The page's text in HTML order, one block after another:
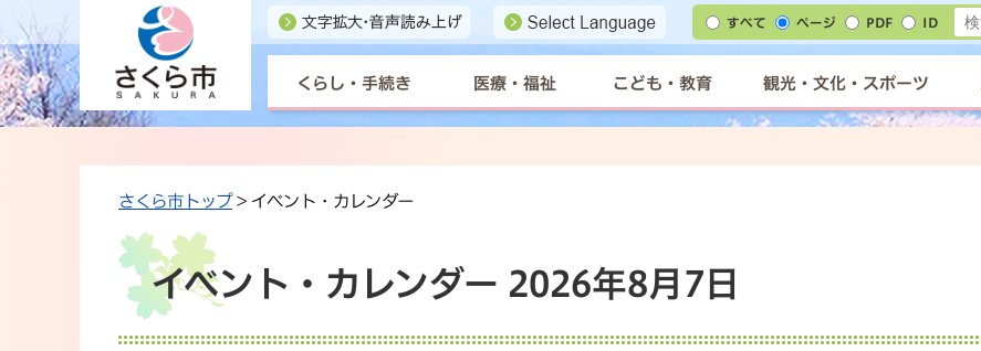
すべて ページ PDF ID
くらし・手続き 医療・福祉 こども・教育 観光・文化・スポーツ
さくら市トップ> イベント・カレンダー
イベント・カレンダー 2026年8月7日